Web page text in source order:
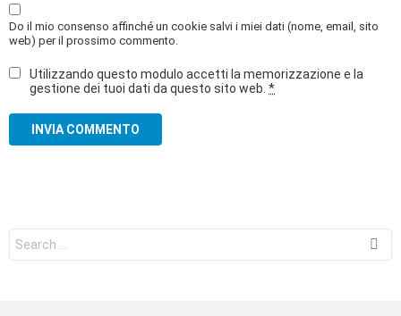
Do il mio consenso affinché un cookie salvi i miei dati (nome, email, sito
web) per il prossimo commento.
Utilizzando questo modulo accetti la memorizzazione e la
gestione dei tuoi dati da questo sito web. *
for: